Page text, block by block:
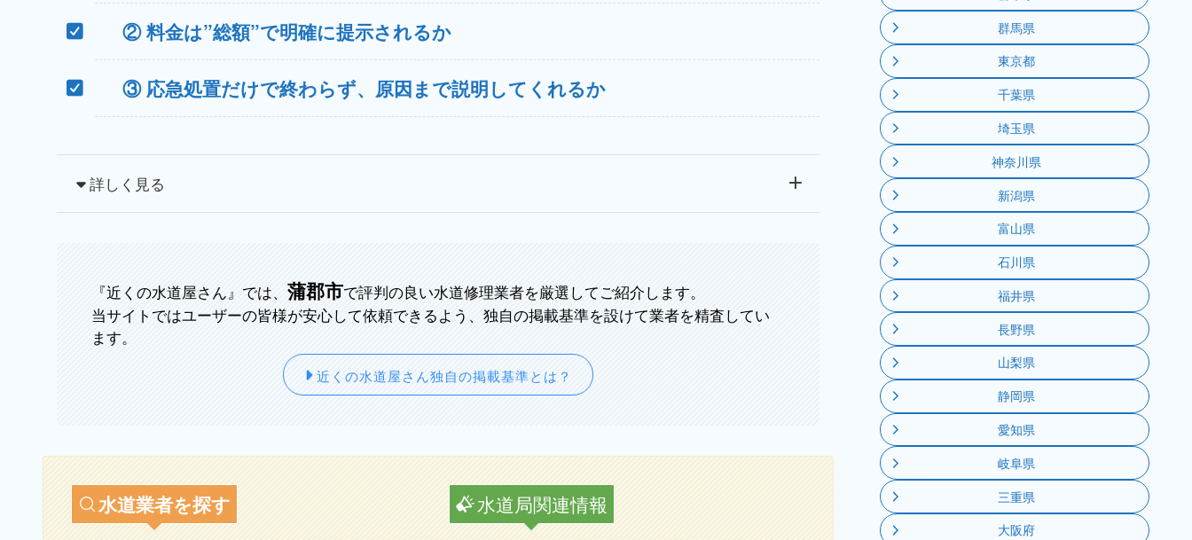
②料金は”総額”で明確に提示されるか
③応急処置だけで終わらず、原因まで説明してくれるか
詳しく見る
『近くの水道屋さん』では、 蒲郡市で評判の良い水道修理業者を厳選してご紹介します。
当サイトではユーザーの皆様が安心して依頼できるよう、独自の掲載基準を設けて業者を精査してい
ます。
近くの水道屋さん独自の掲載基準とは？
水道業者を探す 水道局関連情報
群馬県
東京都
千葉県
埼玉県
神奈川県
新潟県
富山県
石川県
福井県
長野県
山梨県
静岡県
愛知県
岐阜県
三重県
大阪府